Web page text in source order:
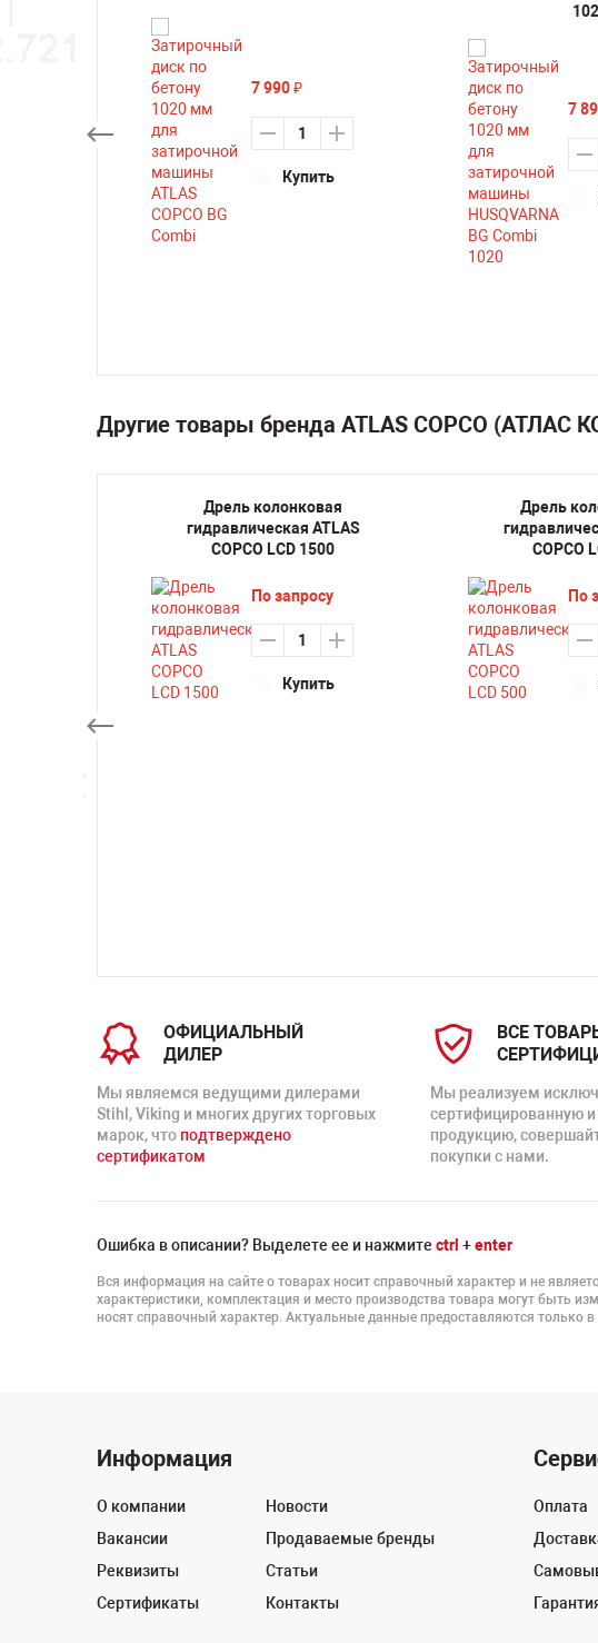
7 990 ₽
Купить
7
Другие товары бренда ATLAS COPCO (АТЛАС
Дрель колонковая
гидравлическая ATLAS
COPCO LCD 1500
По запросу
Купить
Дрель
COPCO
По
ОФИЦИАЛЬНЫЙ
ДИЛЕР
Мы являемся ведущими дилерами
Stihl, Viking и многих других торговых
марок, что подтверждено
сертификатом
ВСЕ
Мы реализуем
сертифицированную
продукцию,
покупки с нами.
Ошибка в описании? Выделете ее и нажмите ctrl +enter
Вся информация на сайте о товарах носит справочный характер и не
характеристики, комплектация и место производства товара могут быть
носят справочный характер. Актуальные данные предоставляются только
Информация
О компании
Вакансии
Реквизиты
Сертификаты
Новости
Продаваемые бренды
Статьи
Контакты
Оплата